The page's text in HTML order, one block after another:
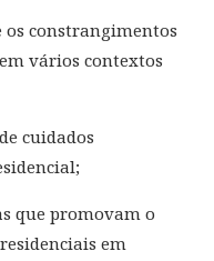
constrangimentos
vários contextos
cuidados
que promovam o
em